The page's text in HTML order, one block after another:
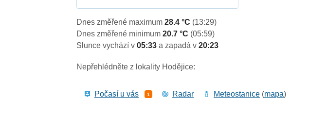
Dnes změřené maximum28.4 °C (13:29)
Dnes změřené minimum20.7 °C (05:59)
Slunce vychází v05:33a zapadá v20:23
Nepřehlédněte z lokality Hodějice:
Počasí u vás 1 Radar Meteostanice (mapa)